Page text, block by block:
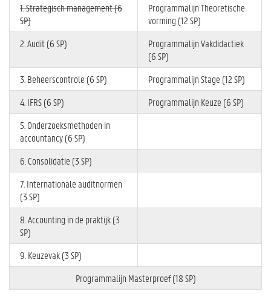
1. Strategisch management (6
SP)
Programmalijn Theoretische
vorming (12 SP)
2. Audit (6 SP)
Programmalijn Vakdidactiek
(6 SP)
3. Beheerscontrole (6 SP)
Programmalijn Stage (12 SP)
4. IFRS (6 SP)
Programmalijn Keuze (6 SP)
5. Onderzoeksmethoden in
accountancy (6 SP)
6. Consolidatie (3 SP)
7. Internationale auditnormen
(3 SP)
8. Accounting in de praktijk (3
SP)
9. Keuzevak (3 SP)
Programmalijn Masterproef (18 SP)